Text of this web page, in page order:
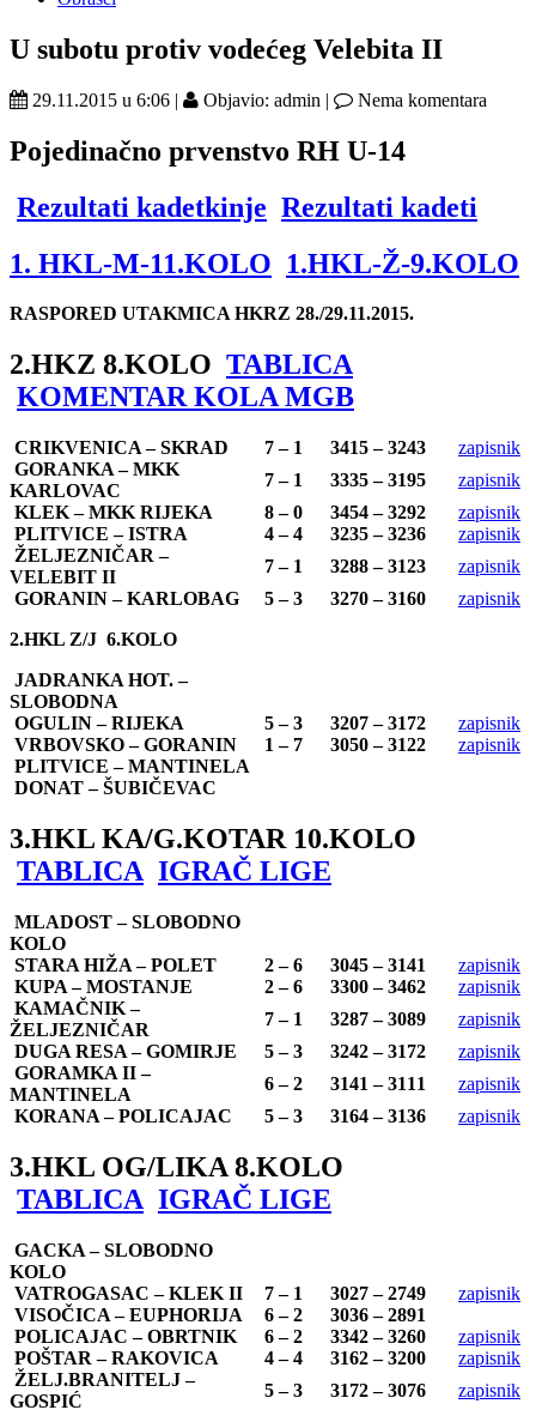
U subotu protiv vodećeg Velebita II
29.11.2015 u 6:06 | Objavio: admin | Nema komentara
Pojedinačno prvenstvo RH U-14
Rezultati kadetkinje Rezultati kadeti
1. HKL-M-11.KOLO 1.HKL-Ž-9.KOLO
RASPORED UTAKMICA HKRZ 28./29.11.2015.
2.HKZ 8.KOLO TABLICA
KOMENTAR KOLA MGB
CRIKVENICA – SKRAD 7 – 1 3415 – 3243
zapisnik
GORANKA – MKK
KARLOVAC
7 – 1 3335 – 3195
zapisnik
KLEK – MKK RIJEKA
8 – 0 3454 – 3292
zapisnik
PLITVICE – ISTRA
4 – 4 3235 – 3236
zapisnik
ŽELJEZNIČAR –
VELEBIT II
7 – 1 3288 – 3123
zapisnik
GORANIN – KARLOBAG
5 – 3 3270 – 3160
zapisnik
2.HKL Z/J 6.KOLO
JADRANKA HOT. –
SLOBODNA
OGULIN – RIJEKA
5 – 3 3207 – 3172
zapisnik
VRBOVSKO – GORANIN
1 – 7 3050 – 3122
zapisnik
PLITVICE – MANTINELA
DONAT – ŠUBIČEVAC
3.HKL KA/G.KOTAR 10.KOLO
TABLICA IGRAČ LIGE
MLADOST – SLOBODNO
KOLO
STARA HIŽA – POLET
2 – 6 3045 – 3141
zapisnik
KUPA – MOSTANJE
2 – 6 3300 – 3462
zapisnik
KAMAČNIK –
ŽELJEZNIČAR
7 – 1 3287 – 3089
zapisnik
DUGA RESA – GOMIRJE
5 – 3 3242 – 3172
zapisnik
GORAMKA II –
MANTINELA
6 – 2 3141 – 3111
zapisnik
KORANA – POLICAJAC
5 – 3 3164 – 3136 zapisnik
3.HKL OG/LIKA 8.KOLO
TABLICA IGRAČ LIGE
GACKA – SLOBODNO
KOLO
VATROGASAC – KLEK II
7 – 1 3027 – 2749
zapisnik
VISOČICA – EUPHORIJA
6 – 2
3036 – 2891
POLICAJAC – OBRTNIK
6 – 2 3342 – 3260
zapisnik
POŠTAR – RAKOVICA
4 – 4 3162 – 3200
zapisnik
ŽELJ.BRANITELJ –
GOSPIĆ
5 – 3 3172 – 3076 zapisnik